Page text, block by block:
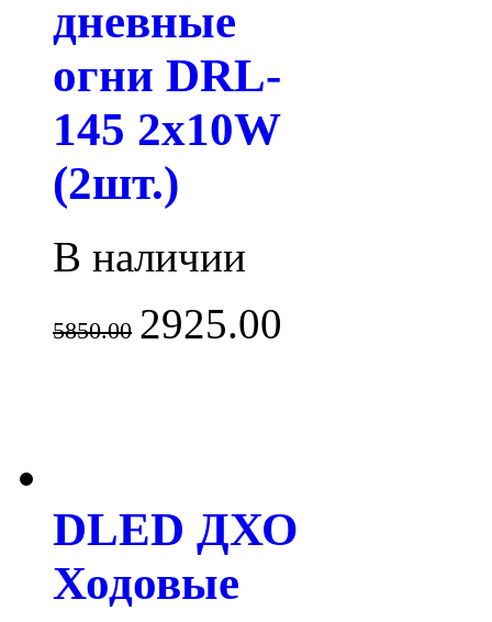
дневные
огни DRL-
145 2x10W
(2шт.)
В наличии
5850.00 2925.00
DLED ДХО
Ходовые